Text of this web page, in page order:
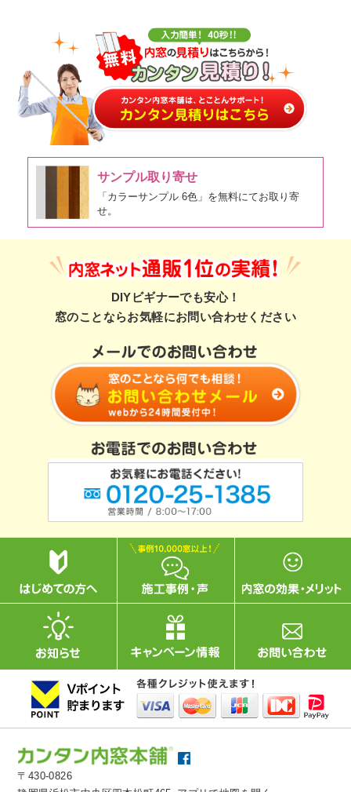
サンプル取り寄せ
「カラーサンプル 6色」を無料にてお取り寄
せ。
DIYビギナーでも安心！
窓のことならお気軽にお問い合わせください
〒430-0826